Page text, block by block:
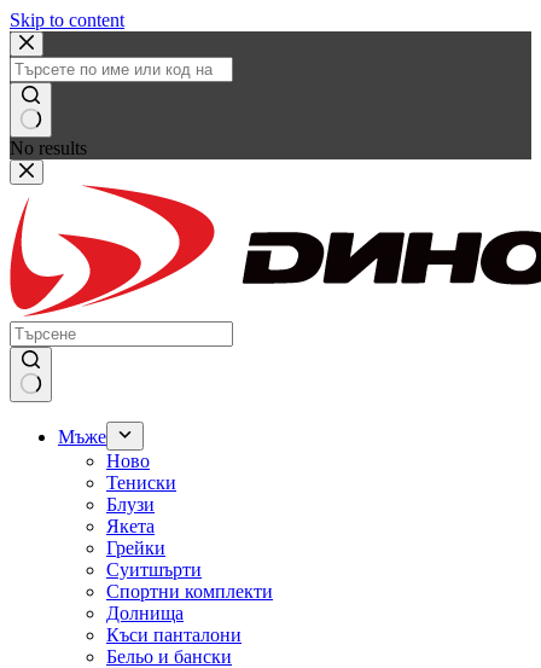
Skip to content
No results
Мъже
Ново
Тениски
Блузи
Якета
Грейки
Суитшърти
Спортни комплекти
Долнища
Къси панталони
Бельо и бански